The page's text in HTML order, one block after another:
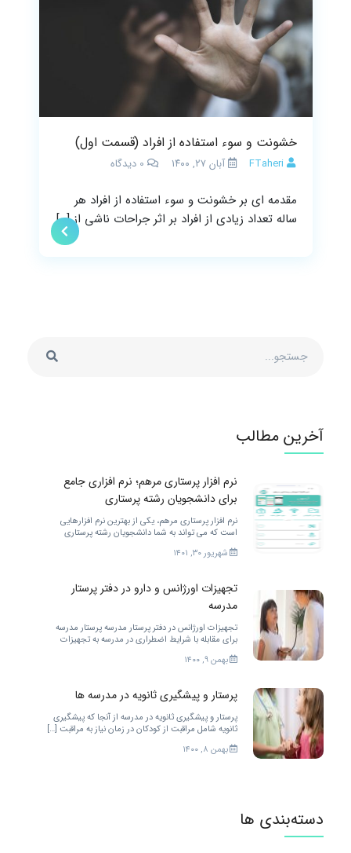
خشونت و سوء استفاده از افراد (قسمت اول)
FTaheri آبان ۲۷, ۱۴۰۰ 0 دیدگاه
مقدمه ای بر خشونت و سوء استفاده از افراد هر
ساله تعداد زیادی از افراد بر اثر جراحات ناشی از […]
آخرین مطالب
نرم افزار پرستاری مرهم؛ نرم افزاری جامع
برای دانشجویان رشته پرستاری
نرم افزار پرستاری مرهم، یکی از بهترین نرم افزارهایی
است که می تواند به شما دانشجویان رشته پرستاری
خدمات مختلفی را ارائه کند. برای بهتر شدن.
شهریور ۳۰, ۱۴۰۱
تجهیزات اورژانس و دارو در دفتر پرستار
مدرسه
تجهیزات اورژانس در دفتر پرستار مدرسه پرستار مدرسه
برای مقابله با شرایط اضطراری در مدرسه به تجهیزات
زیادی احتیاج دارد. […]
بهمن ۹, ۱۴۰۰
پرستار و پیشگیری ثانویه در مدرسه ها
پرستار و پیشگیری ثانویه در مدرسه از آنجا که پیشگیری
ثانویه شامل مراقبت از کودکان در زمان نیاز به مراقبت […]
بهمن ۸, ۱۴۰۰
دسته‌بندی ها